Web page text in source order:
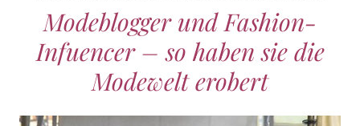
Modeblogger und Fashion-
Infuencer – so haben sie die
Modewelt erobert